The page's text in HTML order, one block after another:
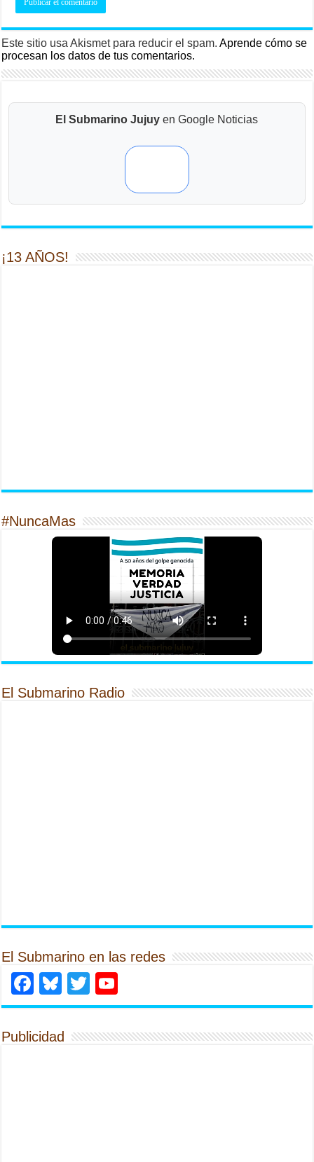
Este sitio usa Akismet para reducir el spam.Aprende cómo se
procesan los datos de tus comentarios.
El Submarino Jujuy en Google Noticias
¡13 AÑOS!
#NuncaMas
El Submarino Radio
El Submarino en las redes
Facebook
Bluesky
Twitter
Publicidad